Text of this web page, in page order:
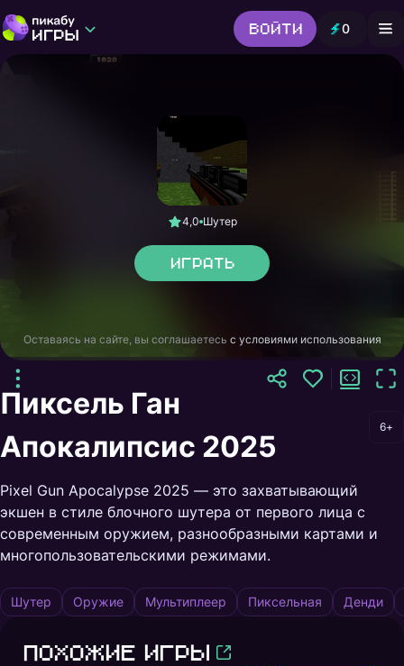
Войти 0
Игры от Пикабу
Выбор редакции
4,0 Шутер
Играть
Оставаясь на сайте, вы соглашаетесь с условиями использования
Пиксель Ган
Апокалипсис 2025
6+
Pixel Gun Apocalypse 2025 — это захватывающий
экшен в стиле блочного шутера от первого лица с
современным оружием, разнообразными картами и
многопользовательскими режимами.
Шутер Оружие Мультиплеер Пиксельная Денди
Похожие игры